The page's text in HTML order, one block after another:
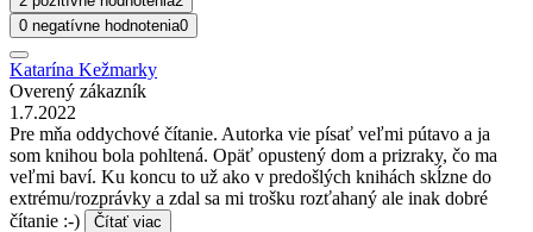
0 negatívne hodnotenia0
Katarína Kežmarky
Overený zákazník
1.7.2022
Pre mňa oddychové čítanie. Autorka vie písať veľmi pútavo a ja
som knihou bola pohltená. Opäť opustený dom a prizraky, čo ma
veľmi baví. Ku koncu to už ako v predošlých knihách skĺzne do
extrému/rozprávky a zdal sa mi trošku rozťahaný ale inak dobré
čítanie :-)
Čítať viac